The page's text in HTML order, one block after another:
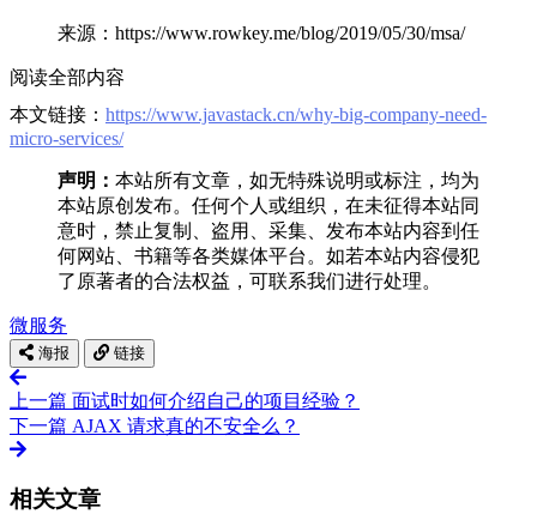
来源：https://www.rowkey.me/blog/2019/05/30/msa/
阅读全部内容
本文链接： https://www.javastack.cn/why-big-company-need-
micro-services/
声明： 本站所有文章，如无特殊说明或标注，均为
本站原创发布。任何个人或组织，在未征得本站同
意时，禁止复制、盗用、采集、发布本站内容到任
何网站、书籍等各类媒体平台。如若本站内容侵犯
了原著者的合法权益，可联系我们进行处理。
微服务
海报 链接
上一篇 面试时如何介绍自己的项目经验？
下一篇 AJAX 请求真的不安全么？
相关文章